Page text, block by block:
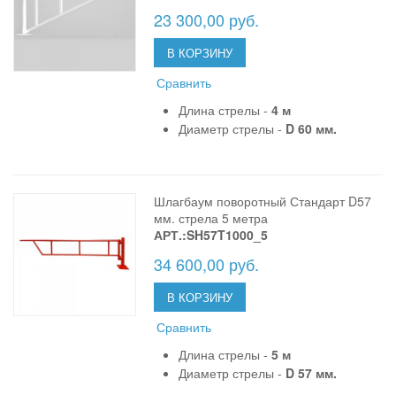
23 300,00 руб.
В КОРЗИНУ
Сравнить
Длина стрелы -4 м
Диаметр стрелы - D 60 мм.
Шлагбаум поворотный Стандарт D57
мм. стрела 5 метра
АРТ.:SH57T1000_5
34 600,00 руб.
В КОРЗИНУ
Сравнить
Длина стрелы -5 м
Диаметр стрелы - D 57 мм.